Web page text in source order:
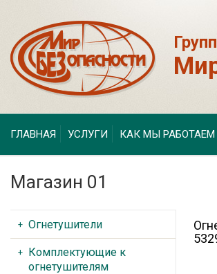
ГЛАВНАЯ УСЛУГИ КАК МЫ РАБОТАЕМ
Магазин 01
Огнетушители
Комплектующие к
огнетушителям